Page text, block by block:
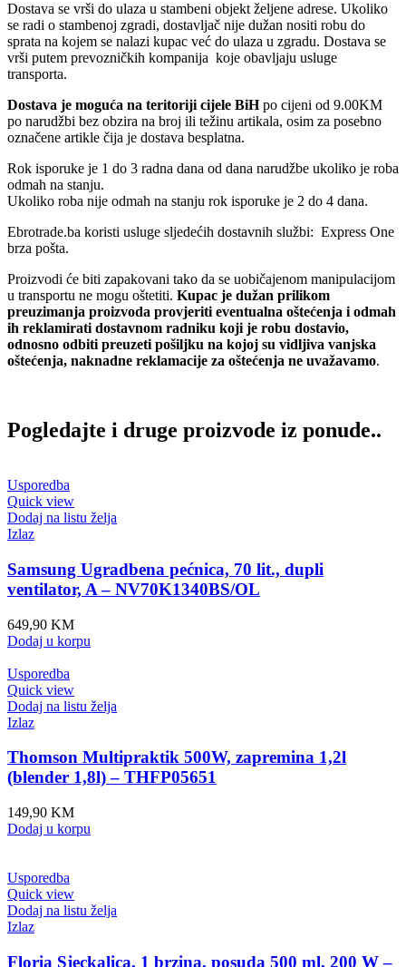
Dostava se vrši do ulaza u stambeni objekt željene adrese. Ukoliko
se radi o stambenoj zgradi, dostavljač nije dužan nositi robu do
sprata na kojem se nalazi kupac već do ulaza u zgradu. Dostava se
vrši putem prevozničkih kompanija koje obavljaju usluge
transporta.
Dostava je moguća na teritoriji cijele BiHpo cijeni od 9.00KM
po narudžbi bez obzira na broj ili težinu artikala, osim za posebno
označene artikle čija je dostava besplatna.
Rok isporuke je 1 do 3 radna dana od dana narudžbe ukoliko je roba
odmah na stanju.
Ukoliko roba nije odmah na stanju rok isporuke je 2 do 4 dana.
Ebrotrade.ba koristi usluge sljedećih dostavnih službi: Express One
brza pošta.
Proizvodi će biti zapakovani tako da se uobičajenom manipulacijom
u transportu ne mogu oštetiti. Kupac je dužan prilikom
preuzimanja proizvoda provjeriti eventualna oštećenja i odmah
ih reklamirati dostavnom radniku koji je robu dostavio,
odnosno odbiti preuzeti pošiljku na kojoj su vidljiva vanjska
oštećenja, naknadne reklamacije za oštećenja ne uvažavamo.
Pogledajte i druge proizvode iz ponude..
Usporedba
Quick view
Dodaj na listu želja
Izlaz
Samsung Ugradbena pećnica, 70 lit., dupli
ventilator, A – NV70K1340BS/OL
649,90 KM
Dodaj u korpu
Usporedba
Quick view
Dodaj na listu želja
Izlaz
Thomson Multipraktik 500W, zapremina 1,2l
(blender 1,8l) – THFP05651
149,90 KM
Dodaj u korpu
Usporedba
Quick view
Dodaj na listu želja
Izlaz
Floria Sjeckalica, 1 brzina, posuda 500 ml, 200 W –